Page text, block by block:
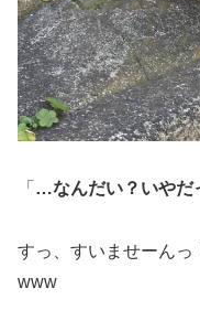
「 …なんだい？いや
すっ、すいませーんっ
www